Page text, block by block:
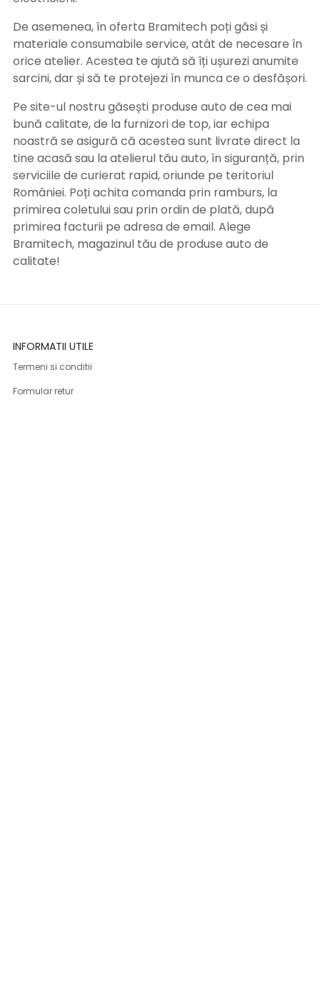
De asemenea, în oferta Bramitech poți găsi și
materiale consumabile service, atât de necesare în
orice atelier. Acestea te ajută să îți ușurezi anumite
sarcini, dar și să te protejezi în munca ce o desfășori.
Pe site-ul nostru găsești produse auto de cea mai
bună calitate, de la furnizori de top, iar echipa
noastră se asigură că acestea sunt livrate direct la
tine acasă sau la atelierul tău auto, în siguranță, prin
serviciile de curierat rapid, oriunde pe teritoriul
României. Poți achita comanda prin ramburs, la
primirea coletului sau prin ordin de plată, după
primirea facturii pe adresa de email. Alege
Bramitech, magazinul tău de produse auto de
calitate!
INFORMATII UTILE
Termeni si conditii
Formular retur